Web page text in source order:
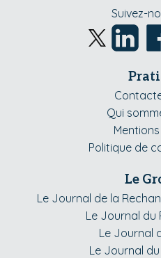
Suivez-
Qui
Politique de
Le
Le Journal de la
Le Journal du
Le Journal
Le Journal